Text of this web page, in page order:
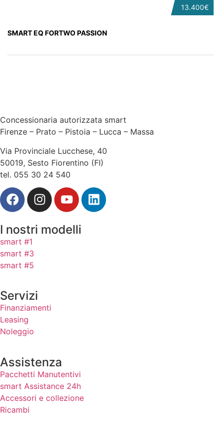
13.400€
SMART EQ FORTWO PASSION
Concessionaria autorizzata smart
Firenze – Prato – Pistoia – Lucca – Massa
Via Provinciale Lucchese, 40
50019, Sesto Fiorentino (FI)
tel. 055 30 24 540
I nostri modelli
smart #1
smart #3
smart #5
Servizi
Finanziamenti
Leasing
Noleggio
Assistenza
Pacchetti Manutentivi
smart Assistance 24h
Accessori e collezione
Ricambi